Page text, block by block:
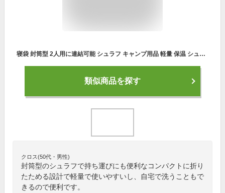
寝袋 封筒型 2人用に連結可能 シュラフ キャンプ用品 軽量 保温 シュラフ 防水 コンパクト【 選べる2色】ふわさら ツーリング アウトドア 洗える寝袋 緊急用 防災用 軽量 コンパクト
類似商品を探す
クロス(50代・男性)
封筒型のシュラフで持ち運びにも便利なコンパクトに折り
たためる設計で軽量で使いやすいし、自宅で洗うこともで
きるので便利です。